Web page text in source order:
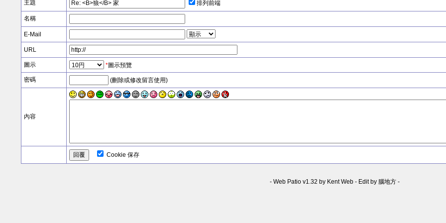
主題 排列前端
名稱
E-Mail
URL
圖示 *圖示預覽
密碼 (刪除或修改留言使用)
內容
Cookie 保存
- Web Patio v1.32 by Kent Web- Edit by 腦地方-